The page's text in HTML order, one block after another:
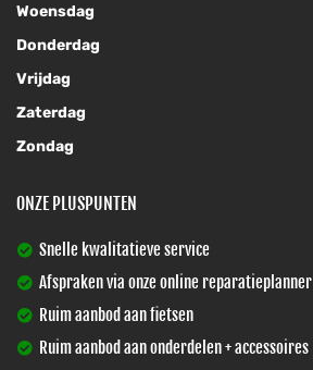
Woensdag
Donderdag
Vrijdag
Zaterdag
Zondag
ONZE PLUSPUNTEN
Snelle kwalitatieve service
Afspraken via onze online reparatieplanner
Ruim aanbod aan fietsen
Ruim aanbod aan onderdelen + accessoires